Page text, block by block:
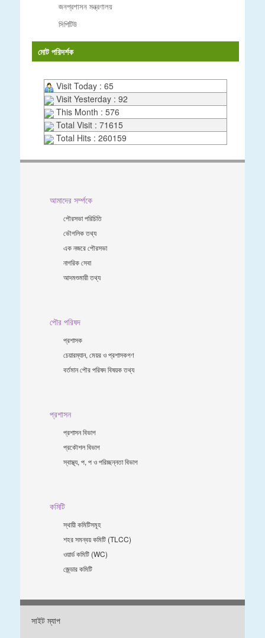
জনপ্রশাসন মন্ত্রণালয়
সিপিটিউ
মোট পরিদর্শক
Visit Today : 65
Visit Yesterday : 92
This Month : 576
Total Visit : 71615
Total Hits : 260159
আমাদের সর্ম্পকে
পৌরসভা পরিচিতি
ভৌগলিক তথ্য
এক নজরে পৌরসভা
নাগরিক সেবা
আদমশুমারী তথ্য
পৌর পরিষদ
প্রশাসক
চেয়ারম্যান, মেয়র ও প্রশাসকগণ
বর্তমান পৌর পরিষদ বিষয়ক তথ্য
প্রশাসন
প্রশাসন বিভাগ
প্রকৌশল বিভাগ
স্বাস্থ্য, প, প ও পরিচ্ছন্নতা ‍বিভাগ
কমিটি
স্থায়ী কমিটিসমূহ
শহর সমন্বয় কমিটি (TLCC)
ওয়ার্ড কমিটি (WC)
জে্ন্ডার কমিটি
সাইট ম্যাপ